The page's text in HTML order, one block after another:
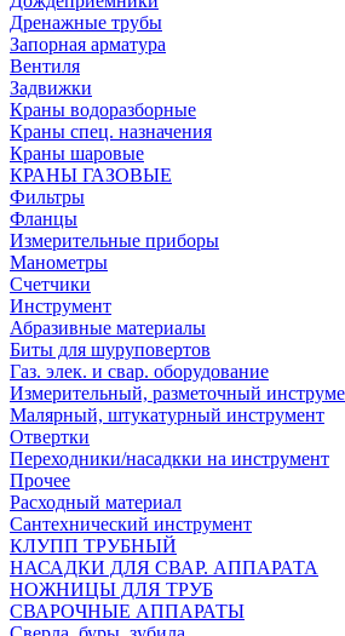
Дренажные трубы
Запорная арматура
Вентиля
Задвижки
Краны водоразборные
Краны спец. назначения
Краны шаровые
КРАНЫ ГАЗОВЫЕ
Фильтры
Фланцы
Измерительные приборы
Манометры
Счетчики
Инструмент
Абразивные материалы
Биты для шуруповертов
Газ. элек. и свар. оборудование
Измерительный, разметочный
Малярный, штукатурный инструмент
Отвертки
Переходники/насадкки на инструмент
Прочее
Расходный материал
Сантехнический инструмент
КЛУПП ТРУБНЫЙ
НАСАДКИ ДЛЯ СВАР. АППАРАТА
НОЖНИЦЫ ДЛЯ ТРУБ
СВАРОЧНЫЕ АППАРАТЫ